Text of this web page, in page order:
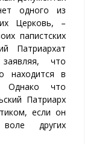
одного из
Церковь, –
папистских
Патриархат
что
находится в
Однако что
Патриарх
если он
других